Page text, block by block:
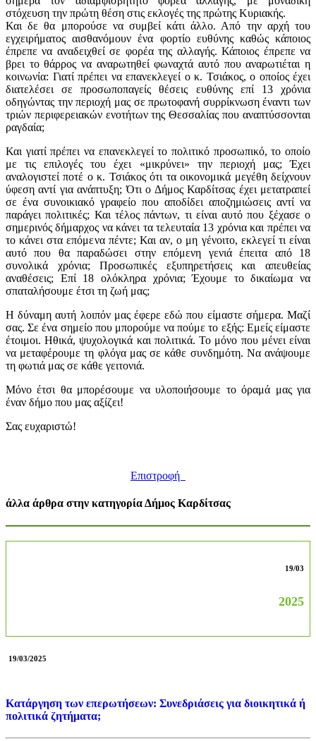
στόχευση την πρώτη θέση στις εκλογές της πρώτης Κυριακής.
Και δε θα μπορούσε να συμβεί κάτι άλλο. Από την αρχή του
εγχειρήματος αισθανόμουν ένα φορτίο ευθύνης καθώς κάποιος
έπρεπε να αναδειχθεί σε φορέα της αλλαγής. Κάποιος έπρεπε να
βρει το θάρρος να αναρωτηθεί φωναχτά αυτό που αναρωτιέται η
κοινωνία: Γιατί πρέπει να επανεκλεγεί ο κ. Τσιάκος, ο οποίος έχει
διατελέσει σε προσωποπαγείς θέσεις ευθύνης επί 13 χρόνια
οδηγώντας την περιοχή μας σε πρωτοφανή συρρίκνωση έναντι των
τριών περιφερειακών ενοτήτων της Θεσσαλίας που αναπτύσσονται
ραγδαία;
Και γιατί πρέπει να επανεκλεγεί το πολιτικό προσωπικό, το οποίο
με τις επιλογές του έχει «μικρύνει» την περιοχή μας; Έχει
αναλογιστεί ποτέ ο κ. Τσιάκος ότι τα οικονομικά μεγέθη δείχνουν
ύφεση αντί για ανάπτυξη; Ότι ο Δήμος Καρδίτσας έχει μετατραπεί
σε ένα συνοικιακό γραφείο που αποδίδει αποζημιώσεις αντί να
παράγει πολιτικές; Και τέλος πάντων, τι είναι αυτό που ξέχασε ο
σημερινός δήμαρχος να κάνει τα τελευταία 13 χρόνια και πρέπει να
το κάνει στα επόμενα πέντε; Και αν, ο μη γένοιτο, εκλεγεί τι είναι
αυτό που θα παραδώσει στην επόμενη γενιά έπειτα από 18
συνολικά χρόνια; Προσωπικές εξυπηρετήσεις και απευθείας
αναθέσεις; Επί 18 ολόκληρα χρόνια; Έχουμε το δικαίωμα να
σπαταλήσουμε έτσι τη ζωή μας;
Η δύναμη αυτή λοιπόν μας έφερε εδώ που είμαστε σήμερα. Μαζί
σας. Σε ένα σημείο που μπορούμε να πούμε το εξής: Εμείς είμαστε
έτοιμοι. Ηθικά, ψυχολογικά και πολιτικά. Το μόνο που μένει είναι
να μεταφέρουμε τη φλόγα μας σε κάθε συνδημότη. Να ανάψουμε
τη φωτιά μας σε κάθε γειτονιά.
Μόνο έτσι θα μπορέσουμε να υλοποιήσουμε το όραμά μας για
έναν δήμο που μας αξίζει!
Σας ευχαριστώ!
Επιστροφή
άλλα άρθρα στην κατηγορία Δήμος Καρδίτσας
19/03
2025
19/03/2025
Κατάργηση των επερωτήσεων: Συνεδριάσεις για διοικητικά ή
πολιτικά ζητήματα;